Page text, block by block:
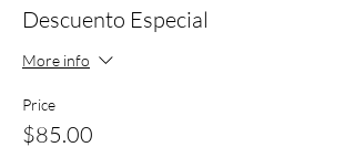
Descuento Especial
More info
Price
$85.00